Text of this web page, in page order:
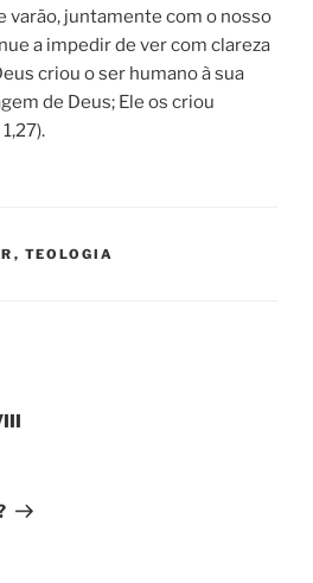
varão, juntamente com o nosso
a impedir de ver com clareza
criou o ser humano à sua
de Deus; Ele os criou
, TEOLOGIA